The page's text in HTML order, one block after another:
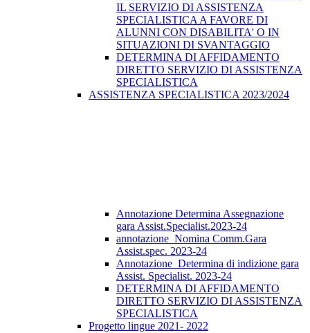
IL SERVIZIO DI ASSISTENZA
SPECIALISTICA A FAVORE DI
ALUNNI CON DISABILITA' O IN
SITUAZIONI DI SVANTAGGIO
DETERMINA DI AFFIDAMENTO
DIRETTO SERVIZIO DI ASSISTENZA
SPECIALISTICA
ASSISTENZA SPECIALISTICA 2023/2024
Annotazione Determina Assegnazione
gara Assist.Specialist.2023-24
annotazione_Nomina Comm.Gara
Assist.spec. 2023-24
Annotazione_Determina di indizione gara
Assist. Specialist. 2023-24
DETERMINA DI AFFIDAMENTO
DIRETTO SERVIZIO DI ASSISTENZA
SPECIALISTICA
Progetto lingue 2021- 2022